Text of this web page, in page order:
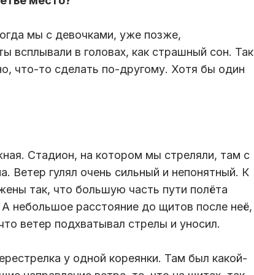
мы с девочками, уже позже,
всплывали в головах, как страшный сон. Так
что-то сделать по-другому. Хотя бы один
Стадион, на котором мы стреляли, там с
Ветер гулял очень сильный и непонятный. К
так, что большую часть пути полёта
небольшое расстояние до щитов после неё,
ветер подхватывал стрелы и уносил.
у одной кореянки. Там был какой-